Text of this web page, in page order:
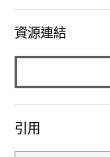
資源連結
引用